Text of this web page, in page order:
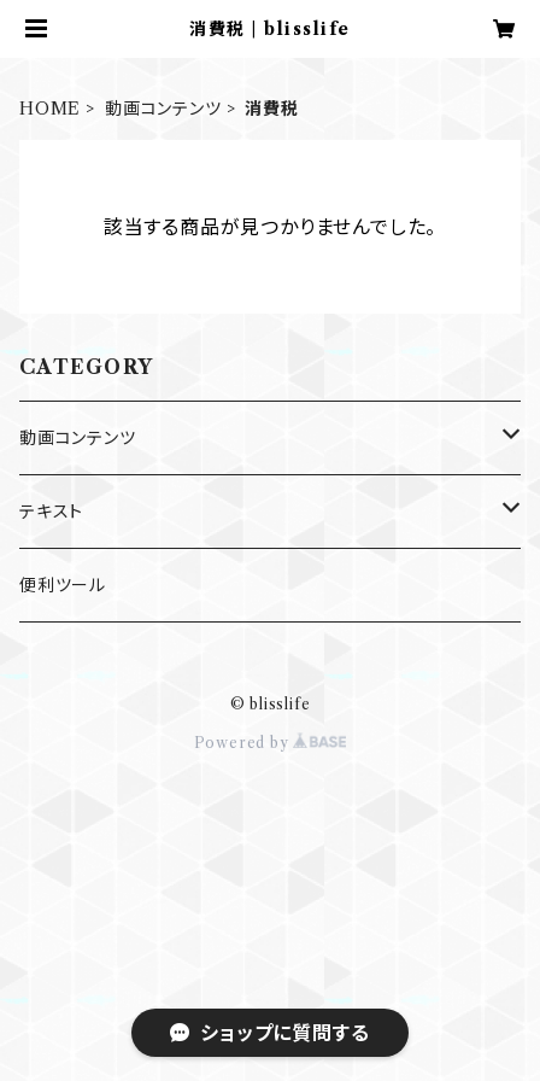
消費税 | blisslife
HOME 動画コンテンツ 消費税
該当する商品が見つかりませんでした。
CATEGORY
動画コンテンツ
経理・会計
消費税
テキスト
経理・会計
便利ツール
© blisslife
Powered by
ショップに質問する